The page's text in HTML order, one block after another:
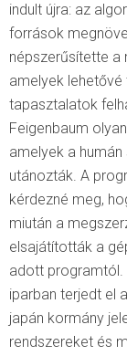
indult újra: az
források
népszerűsítette a
amelyek
tapasztalatok
Feigenbaum
amelyek a
utánozták. A
kérdezné meg,
miután a
elsajátították a
adott programtól.
iparban terjedt el
japán kormány
rendszereket és